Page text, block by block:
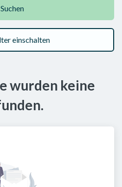
Suchen
einschalten
wurden keine